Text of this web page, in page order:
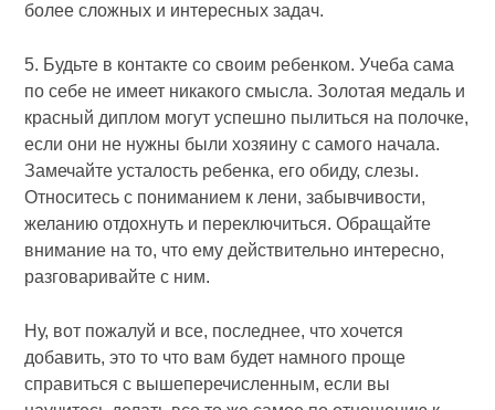
более сложных и интересных задач.
5. Будьте в контакте со своим ребенком. Учеба сама
по себе не имеет никакого смысла. Золотая медаль и
красный диплом могут успешно пылиться на полочке,
если они не нужны были хозяину с самого начала.
Замечайте усталость ребенка, его обиду, слезы.
Относитесь с пониманием к лени, забывчивости,
желанию отдохнуть и переключиться. Обращайте
внимание на то, что ему действительно интересно,
разговаривайте с ним.
Ну, вот пожалуй и все, последнее, что хочется
добавить, это то что вам будет намного проще
справиться с вышеперечисленным, если вы